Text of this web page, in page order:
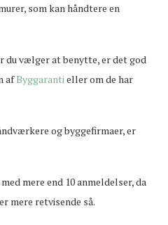
som kan håndtere en
du vælger at benytte, er det god
afByggarantieller om de har
og byggefirmaer, er
mere end 10 anmeldelser, da
mere retvisende så.